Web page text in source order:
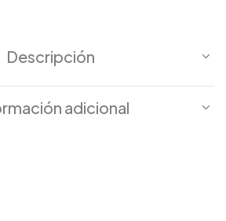
Descripción
adicional